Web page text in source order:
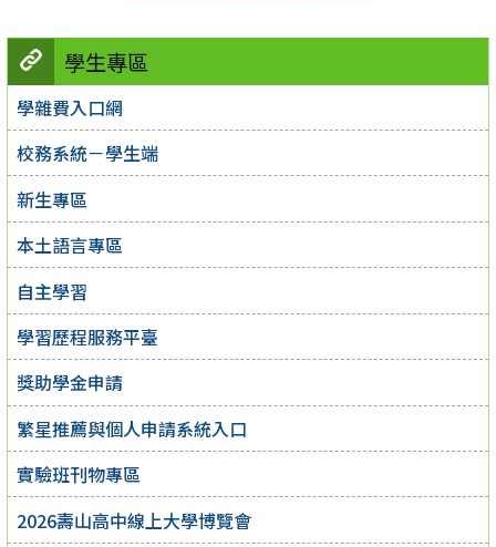
學生專區
學雜費入口網
校務系統－學生端
新生專區
本土語言專區
自主學習
學習歷程服務平臺
獎助學金申請
繁星推薦與個人申請系統入口
實驗班刊物專區
2026壽山高中線上大學博覽會